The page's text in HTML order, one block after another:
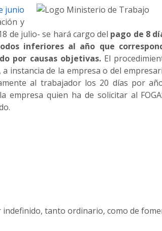
junio
y
de julio- se hará cargo del pago de 8
inferiores al año que
por causas objetivas. El
instancia de la empresa o del
al trabajador los 20 días por
quien ha de solicitar al
tanto ordinario, como de